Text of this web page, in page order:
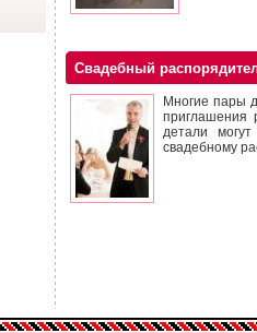
Свадебный
Многие пары
приглашения
детали
свадебному